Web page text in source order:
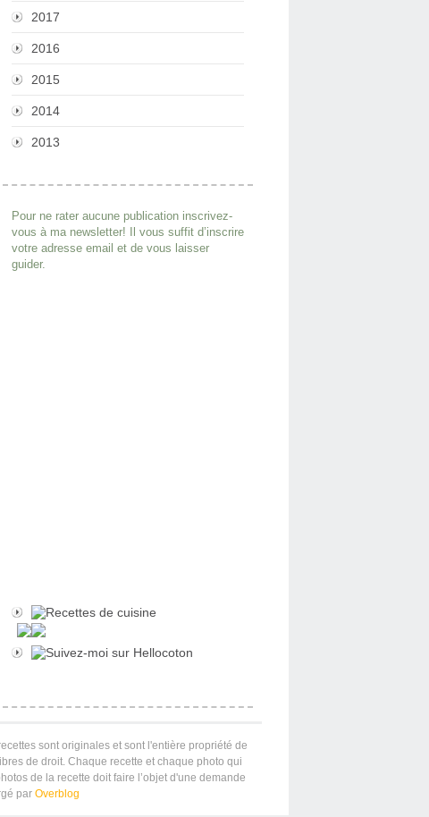
2017
2016
2015
2014
2013
Pour ne rater aucune publication inscrivez-
vous à ma newsletter! Il vous suffit d’inscrire
votre adresse email et de vous laisser
guider.
sont originales et sont l'entière propriété de
de droit. Chaque recette et chaque photo qui
de la recette doit faire l’objet d'une demande
par Overblog